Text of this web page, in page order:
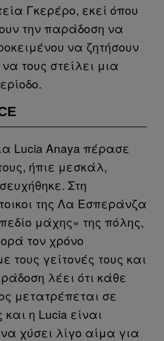
Γκερέρο, εκεί όπου
την παράδοση να
να ζητήσουν
τους στείλει μια
Lucia Anaya πέρασε
ήπιε μεσκάλ,
Στη
της Λα Εσπεράνζα
μάχης» της πόλης,
τον χρόνο
τους γείτονές τους και
λέει ότι κάθε
μετατρέπεται σε
η Lucia είναι
χύσει λίγο αίμα για